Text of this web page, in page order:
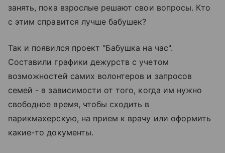
занять, пока взрослые решают свои вопросы. Кто
с этим справится лучше бабушек?
Так и появился проект "Бабушка на час".
Составили графики дежурств с учетом
возможностей самих волонтеров и запросов
семей - в зависимости от того, когда им нужно
свободное время, чтобы сходить в
парикмахерскую, на прием к врачу или оформить
какие-то документы.